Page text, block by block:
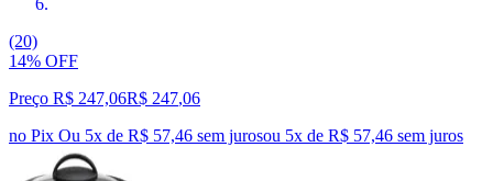
(20)
14% OFF
Preço R$ 247,06R$ 247,06
no Pix Ou 5x de R$ 57,46 sem jurosou 5x de R$ 57,46 sem juros